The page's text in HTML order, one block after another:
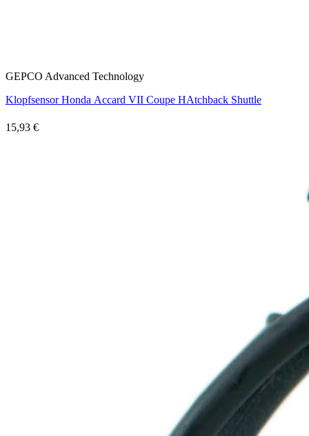
GEPCO Advanced Technology
Klopfsensor Honda Accard VII Coupe HAtchback Shuttle
15,93 €